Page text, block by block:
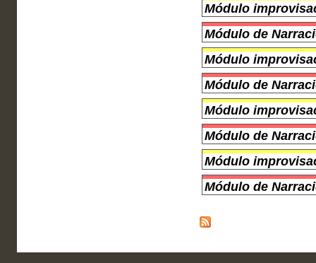
Módulo
Módulo de
Módulo
Módulo de
Módulo
Módulo de
Módulo
Módulo de